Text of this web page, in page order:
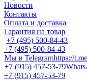
Новости
Контакты
Оплата и доставка
Гарантия на товар
+7 (495) 500-84-43
+7 (495) 500-84-43
Мы в Telegramhttps://
+7 (915) 457-53-79
+7 (915) 457-53-79